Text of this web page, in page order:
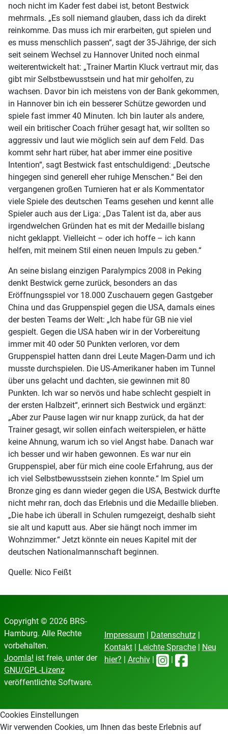
noch nicht im Kader fest dabei ist, betont Bestwick
mehrmals. „Es soll niemand glauben, dass ich da direkt
reinkomme. Das muss ich mir erarbeiten, gut spielen und
es muss menschlich passen“, sagt der 35-Jährige, der sich
seit seinem Wechsel zu Hannover United noch einmal
weiterentwickelt hat: „Trainer Martin Kluck vertraut mir, das
gibt mir Selbstbewusstsein und hat mir geholfen, zu
wachsen. Davor bin ich meistens von der Bank gekommen,
in Hannover bin ich ein besserer Schütze geworden und
spiele fast immer 40 Minuten. Ich bin lauter als andere,
weil ein britischer Coach früher gesagt hat, wir sollten so
aggressiv und laut wie möglich sein auf dem Feld. Das
kommt sehr hart rüber, hat aber immer eine positive
Intention“, sagt Bestwick fast entschuldigend: „Deutsche
hingegen sind generell eher ruhige Menschen.“ Bei den
vergangenen großen Turnieren hat er als Kommentator
viele Spiele des deutschen Teams gesehen und kennt alle
Spieler auch aus der Liga: „Das Talent ist da, aber aus
irgendwelchen Gründen hat es mit der Medaille bislang
nicht geklappt. Vielleicht – oder ich hoffe – ich kann
helfen, mit meinem Stil einen neuen Impuls zu geben.“
An seine bislang einzigen Paralympics 2008 in Peking
denkt Bestwick gerne zurück, besonders an das
Eröffnungsspiel vor 18.000 Zuschauern gegen Gastgeber
China und das Gruppenspiel gegen die USA, damals eines
der besten Teams der Welt: „Ich habe für GB nie viel
gespielt. Gegen die USA haben wir in der Vorbereitung
immer mit 40 oder 50 Punkten verloren, vor dem
Gruppenspiel hatten dann drei Leute Magen-Darm und ich
musste durchspielen. Die US-Amerikaner haben im Tunnel
über uns gelacht und dachten, sie gewinnen mit 80
Punkten. Ich war so nervös und habe schlecht gespielt in
der ersten Halbzeit“, erinnert sich Bestwick und ergänzt:
„Aber zur Pause lagen wir nur knapp zurück, da hat der
Trainer gesagt, wir sollen einfach weiterspielen, er hätte
keine Ahnung, warum ich so viel Angst habe. Danach war
ich besser und wir haben gewonnen. Es war nur ein
Gruppenspiel, aber für mich eine coole Erfahrung, aus der
ich viel Selbstbewusstsein ziehen konnte.“ Im Spiel um
Bronze ging es dann wieder gegen die USA, Bestwick durfte
nicht mehr ran, doch das Erlebnis und die Medaille blieben.
„Die habe ich überall in Schulen rumgezeigt, deshalb sieht
sie alt und kaputt aus. Aber sie hängt noch immer im
Wohnzimmer.“ Jetzt könnte ein neues Kapitel mit der
deutschen Nationalmannschaft beginnen.
Quelle: Nico Feißt
Copyright © 2026 BRS-
Hamburg. Alle Rechte
vorbehalten.
Joomla! ist freie, unter der
GNU/GPL-Lizenz
veröffentlichte Software.
Impressum Datenschutz|
Kontakt| Leichte Sprache|
Neu
hier?
Archiv|
Cookies Einstellungen
Wir verwenden Cookies, um Ihnen das beste Erlebnis auf